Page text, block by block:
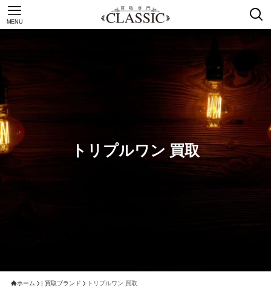
MENU
トリプルワン 買取
ホーム | 買取ブランド トリプルワン 買取